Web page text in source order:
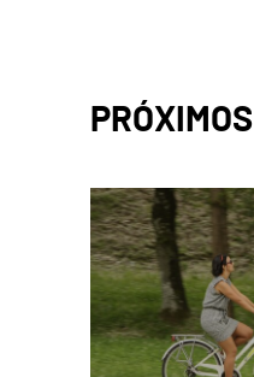
PRÓXIMOS
page